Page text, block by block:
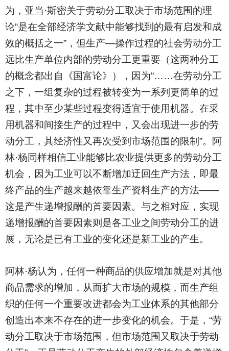
为，亚当·斯密关于劳动分工取决于市场范围的理
论“是在全部经济学文献中能够找到的最有启发和成
效的概括之一”，但生产—操作过程的社会劳动分工
远比生产单位内部的劳动分工更重要（这两种分工
的概念都出自《国富论》），因为“……在劳动分工
之下，一组复杂的过程被转变为一系列更简单的过
程，其中至少某些过程变得适宜于使用机器。在采
用机器和间接生产的过程中，又会出现进一步的劳
动分工，其经济性又再次受到市场范围的限制”。阿
林·杨同样相信工业能够比农业提供更多的劳动分工
机会，因为工业可以不断增加迂回生产方法，即最
终产品的生产越来越依靠生产资料生产的方法——
这是产生递增报酬的首要因素。与之相对应，实现
递增报酬的首要因素则是各工业之间劳动分工的进
展，无论是已有工业的变化还是新工业的产生。
阿林·杨认为，任何一种商品的供应增加就是对其他
商品需求的增加，从而扩大市场的规模，而生产组
织的任何一个重要改进都会为工业体系的其他部分
创造出本来不存在的进一步变化的机会。于是，“劳
动分工取决于市场范围，但市场范围又取决于劳动